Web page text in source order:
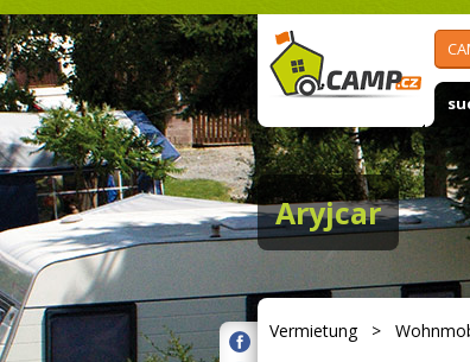
Aryjcar
Vermietung>